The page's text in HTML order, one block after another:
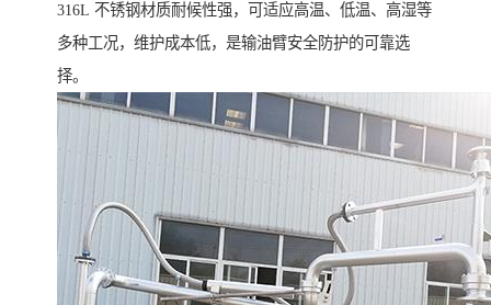
316L 不锈钢材质耐候性强，可适应高温、低温、高湿等
多种工况，维护成本低，是输油臂安全防护的可靠选
择。